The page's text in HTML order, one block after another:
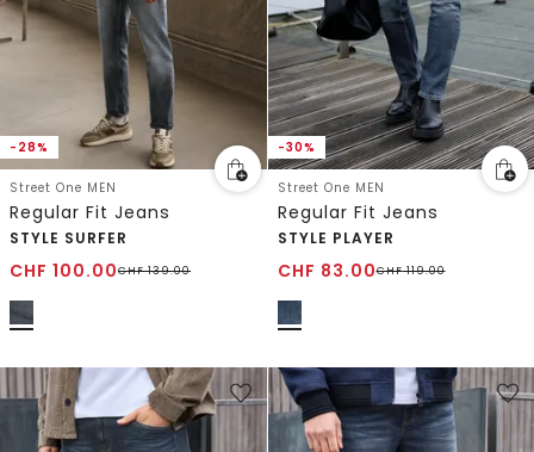
-28%
Street One MEN
Regular Fit Jeans
STYLE SURFER
CHF 100.00CHF139.00
-30%
Street One MEN
Regular Fit Jeans
STYLE PLAYER
CHF 83.00CHF119.00